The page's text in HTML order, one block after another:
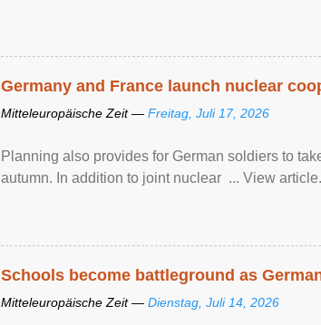
Germany and France launch nuclear
Mitteleuropäische Zeit — Freitag, Juli 17, 2026
Planning also provides for German soldiers to
autumn. In addition to joint nuclear ... View
Schools become battleground as
Mitteleuropäische Zeit — Dienstag, Juli 14, 2026